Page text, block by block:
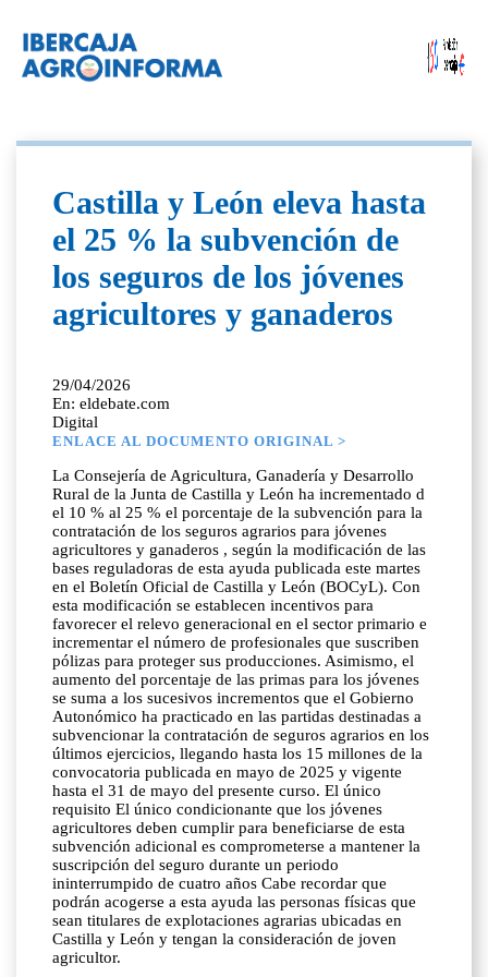
Castilla y León eleva hasta
el 25 % la subvención de
los seguros de los jóvenes
agricultores y ganaderos
29/04/2026
En: eldebate.com
Digital
ENLACE AL DOCUMENTO ORIGINAL >
La Consejería de Agricultura, Ganadería y Desarrollo
Rural de la Junta de Castilla y León ha incrementado d
el 10 % al 25 % el porcentaje de la subvención para la
contratación de los seguros agrarios para jóvenes
agricultores y ganaderos , según la modificación de las
bases reguladoras de esta ayuda publicada este martes
en el Boletín Oficial de Castilla y León (BOCyL). Con
esta modificación se establecen incentivos para
favorecer el relevo generacional en el sector primario e
incrementar el número de profesionales que suscriben
pólizas para proteger sus producciones. Asimismo, el
aumento del porcentaje de las primas para los jóvenes
se suma a los sucesivos incrementos que el Gobierno
Autonómico ha practicado en las partidas destinadas a
subvencionar la contratación de seguros agrarios en los
últimos ejercicios, llegando hasta los 15 millones de la
convocatoria publicada en mayo de 2025 y vigente
hasta el 31 de mayo del presente curso. El único
requisito El único condicionante que los jóvenes
agricultores deben cumplir para beneficiarse de esta
subvención adicional es comprometerse a mantener la
suscripción del seguro durante un periodo
ininterrumpido de cuatro años Cabe recordar que
podrán acogerse a esta ayuda las personas físicas que
sean titulares de explotaciones agrarias ubicadas en
Castilla y León y tengan la consideración de joven
agricultor.